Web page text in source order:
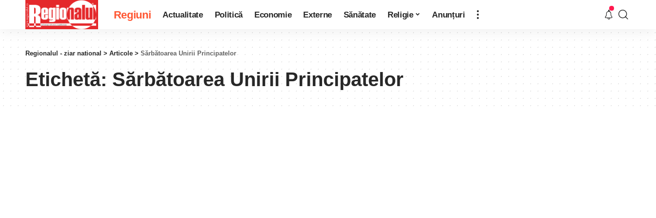
Regiuni Actualitate Politică Economie Externe Sănătate Religie Anunțuri
Regionalul - ziar national > Articole > Sărbătoarea Unirii Principatelor
Etichetă: Sărbătoarea Unirii Principatelor